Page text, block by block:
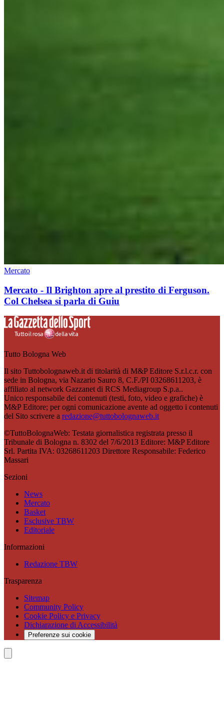
Mercato
Mercato - Il Brighton apre al prestito di Ferguson.
Col Chelsea si parla di Guiu
Tutto Bologna Web
Il sito Tuttobolognaweb.it di titolarità di M&P Editore S.r.l.c.r. con
sede in Bologna, via Nazario Sauro 8, C.F./PI 03268611203, è
affiliato al network Gazzanet di RCS Mediagroup S.p.a..
Unico responsabile dei contenuti (testi, foto, video e grafiche) è
M&P Editore; per ogni comunicazione avente ad oggetto i contenuti
del Sito scrivere a redazione@tuttobolognaweb.it
©TuttoBolognaWeb: Testata giornalistica registrata presso il
Tribunale di Bologna n. 8302 del 7/6/2013 Editore: M&P Editore
Srl. Partita IVA: 03268611203 Direttore Responsabile: Federico
Massari
Sezioni
News
Mercato
Basket
Esclusive TBW
Editoriale
Informazioni
Redazione TBW
Trasparenza
Sitemap
Community Policy
Cookie Policy e Privacy
Dichiarazione di Accessibilità
Preferenze sui cookie